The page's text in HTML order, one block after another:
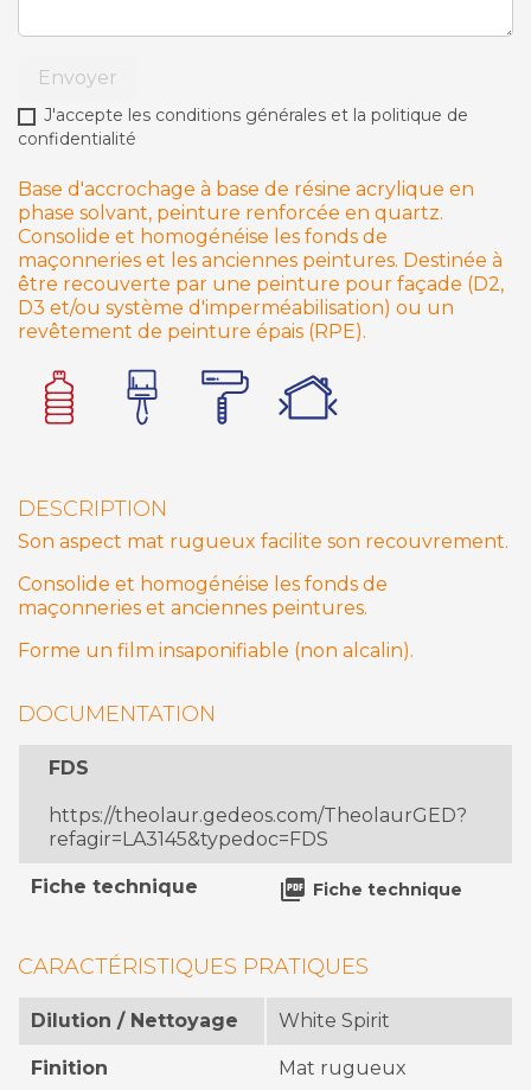
Envoyer
J'accepte les conditions générales et la politique de
confidentialité
Base d'accrochage à base de résine acrylique en
phase solvant, peinture renforcée en quartz.
Consolide et homogénéise les fonds de
maçonneries et les anciennes peintures. Destinée à
être recouverte par une peinture pour façade (D2,
D3 et/ou système d'imperméabilisation) ou un
revêtement de peinture épais (RPE).
DESCRIPTION
Son aspect mat rugueux facilite son recouvrement.
Consolide et homogénéise les fonds de
maçonneries et anciennes peintures.
Forme un film insaponifiable (non alcalin).
DOCUMENTATION
FDS
https://theolaur.gedeos.com/TheolaurGED?
refagir=LA3145&typedoc=FDS
Fiche technique  Fiche technique
CARACTÉRISTIQUES PRATIQUES
Dilution / Nettoyage White Spirit
Finition Mat rugueux